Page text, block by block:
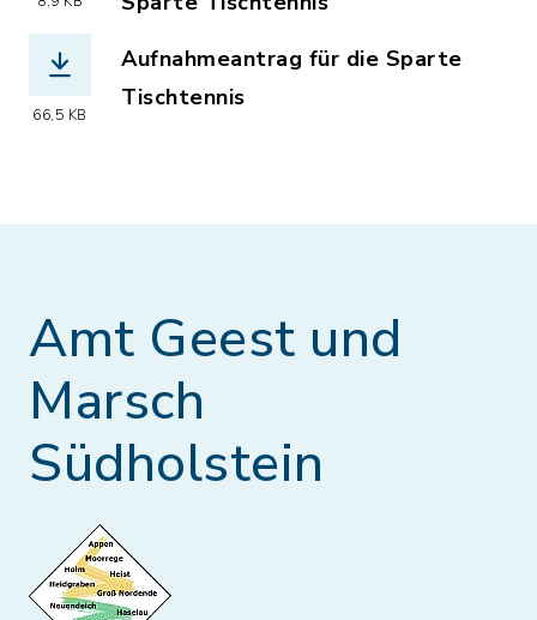
66,5 KB
Aufnahmeantrag für die Sparte
Tischtennis
Amt Geest und
Marsch
Südholstein